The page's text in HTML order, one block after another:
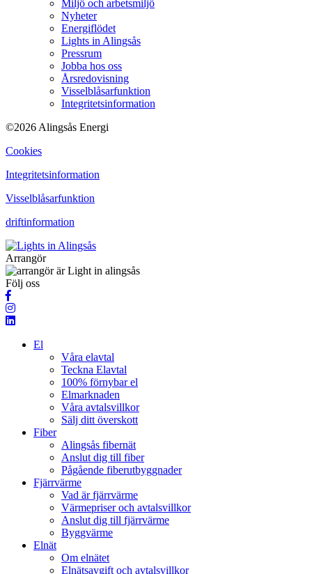
Miljö och arbetsmiljö
Nyheter
Energiflödet
Lights in Alingsås
Pressrum
Jobba hos oss
Årsredovisning
Visselblåsarfunktion
Integritetsinformation
©2026 Alingsås Energi
Cookies
Integritetsinformation
Visselblåsarfunktion
driftinformation
Arrangör
Följ oss
El
Våra elavtal
Teckna Elavtal
100% förnybar el
Elmarknaden
Våra avtalsvillkor
Sälj ditt överskott
Fiber
Alingsås fibernät
Anslut dig till fiber
Pågående fiberutbyggnader
Fjärrvärme
Vad är fjärrvärme
Värmepriser och avtalsvillkor
Anslut dig till fjärrvärme
Byggvärme
Elnät
Om elnätet
Elnätsavgift och avtalsvillkor